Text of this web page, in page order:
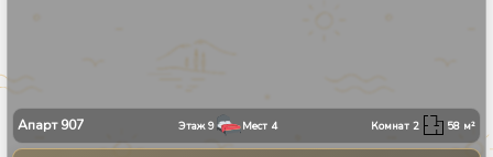
Апарт907 Этаж9 Мест 4 Комнат2 58 м²